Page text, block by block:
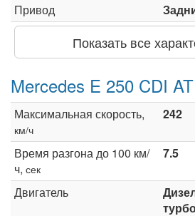
Привод
Показать все
Mercedes E 250 CDI
Максимальная скорость,
км/ч
242
Время разгона до 100 км/
ч, сек
7.5
Двигатель